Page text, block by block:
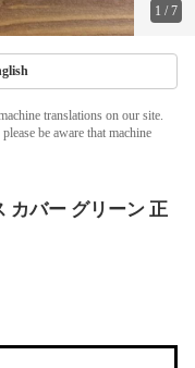
1 /7
translations on our site.
be aware that machine
カバー グリーン 正